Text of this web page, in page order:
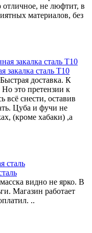
отличное, не люфтит, в
материалов, без
закалка сталь T10
доставка. К
это претензии к
всё снести, оставив
Цуба и фучи не
(кроме хабаки) ,а
видно не ярко. В
Магазин работает
..